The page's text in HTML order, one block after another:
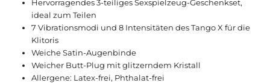
Hervorragendes 3-teiliges Sexspielzeug-Geschenkset,
ideal zum Teilen
7 Vibrationsmodi und 8 Intensitäten des Tango X für die
Klitoris
Weiche Satin-Augenbinde
Weicher Butt-Plug mit glitzerndem Kristall
Allergene: Latex-frei, Phthalat-frei